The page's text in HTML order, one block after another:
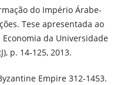
do Império Árabe-
Tese apresentada ao
da Universidade
p. 14-125, 2013.
Empire 312-1453.